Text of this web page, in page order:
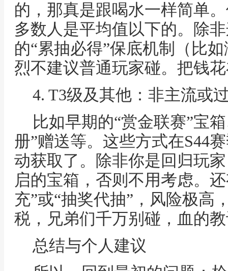
的，那真是跟喝水一样简单
多数人是平均值以下的。除
的“累抽必得”保底机制（比
烈不建议普通玩家碰。把钱
4. T3级及其他：非主流或
比如早期的“赏金联赛”宝
册”赠送等。这些方式在S44
动获取了。除非你是回归玩
启的宝箱，否则不用考虑。
充”或“抽奖代抽”，风险极高
税，兄弟们千万别碰，血的
总结与个人建议